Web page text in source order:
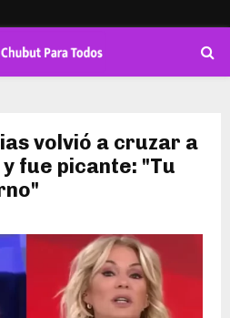
volvió a cruzar a
fue picante: "Tu